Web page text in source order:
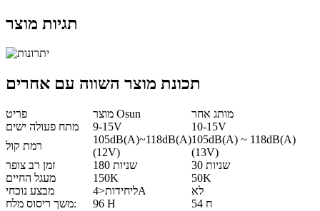
תגיות מוצר
תכונת מוצר השווה עם אחרים
פריט מוצר Osun
מותג אחר
מתח פעולה ישים
9-15V
10-15V
רמת קול
105dB(A)~118dB(A)
(12V)
105dB(A) ~ 118dB(A)
(13V)
זמן רב צופר
180 שניות
30 שניות
מעגל החיים
150K
50K
מבצע נוכחי
ליחידות<4A
לא
משך ריסוס מלח:
96 H
54 ח